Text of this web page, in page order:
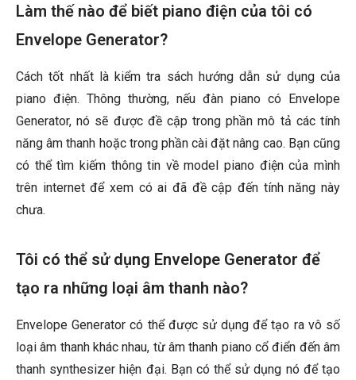
Làm thế nào để biết piano điện của tôi có
Envelope Generator?
Cách tốt nhất là kiểm tra sách hướng dẫn sử dụng của
piano điện. Thông thường, nếu đàn piano có Envelope
Generator, nó sẽ được đề cập trong phần mô tả các tính
năng âm thanh hoặc trong phần cài đặt nâng cao. Bạn cũng
có thể tìm kiếm thông tin về model piano điện của mình
trên internet để xem có ai đã đề cập đến tính năng này
chưa.
Tôi có thể sử dụng Envelope Generator để
tạo ra những loại âm thanh nào?
Envelope Generator có thể được sử dụng để tạo ra vô số
loại âm thanh khác nhau, từ âm thanh piano cổ điển đến âm
thanh synthesizer hiện đại. Bạn có thể sử dụng nó để tạo